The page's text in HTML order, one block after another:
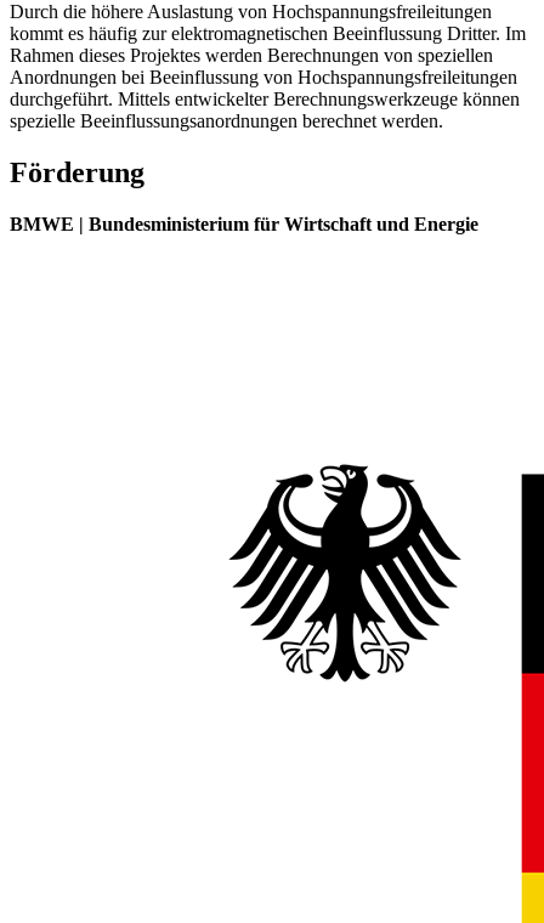
Durch die höhere Auslastung von Hochspannungsfreileitungen
kommt es häufig zur elektromagnetischen Beeinflussung Dritter. Im
Rahmen dieses Projektes werden Berechnungen von speziellen
Anordnungen bei Beeinflussung von Hochspannungsfreileitungen
durchgeführt. Mittels entwickelter Berechnungswerkzeuge können
spezielle Beeinflussungsanordnungen berechnet werden.
Förderung
BMWE | Bundesministerium für Wirtschaft und Energie